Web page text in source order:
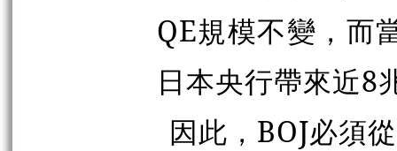
QE規模不變，而
日本央行帶來近8
因此，BOJ必須